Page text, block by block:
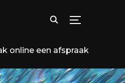
online een afspraak